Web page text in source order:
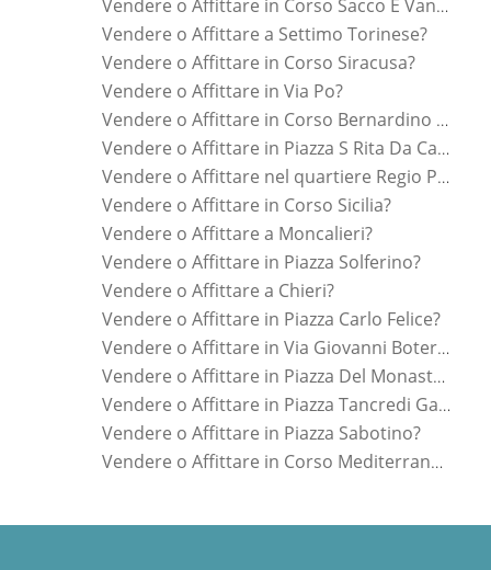
Vendere o Affittare in Corso Sacco E Vanzetti?
Vendere o Affittare a Settimo Torinese?
Vendere o Affittare in Corso Siracusa?
Vendere o Affittare in Via Po?
Vendere o Affittare in Corso Bernardino Telesio?
Vendere o Affittare in Piazza S Rita Da Cascia?
Vendere o Affittare nel quartiere Regio Parco?
Vendere o Affittare in Corso Sicilia?
Vendere o Affittare a Moncalieri?
Vendere o Affittare in Piazza Solferino?
Vendere o Affittare a Chieri?
Vendere o Affittare in Piazza Carlo Felice?
Vendere o Affittare in Via Giovanni Botero?
Vendere o Affittare in Piazza Del Monastero?
Vendere o Affittare in Piazza Tancredi Galimberti?
Vendere o Affittare in Piazza Sabotino?
Vendere o Affittare in Corso Mediterraneo?